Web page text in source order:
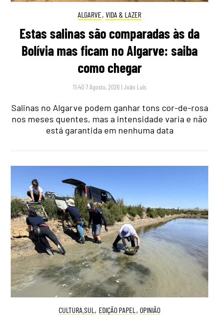
ALGARVE, VIDA & LAZER
Estas salinas são comparadas às da
Bolívia mas ficam no Algarve: saiba
como chegar
11:40 7 Agosto, 2026 |João Luís
Salinas no Algarve podem ganhar tons cor-de-rosa
nos meses quentes, mas a intensidade varia e não
está garantida em nenhuma data
CULTURA.SUL , EDIÇÃO PAPEL , OPINIÃO